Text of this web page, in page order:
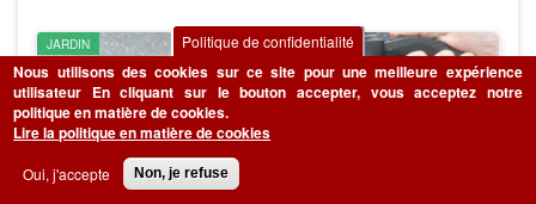
JARDIN Politique de confidentialité
Nous utilisons des cookies sur ce site pour une meilleure expérience
utilisateur En cliquant sur le bouton accepter, vous acceptez notre
politique en matière de cookies.
Lire la politique en matière de cookies
Oui, j'accepte Non, je refuse